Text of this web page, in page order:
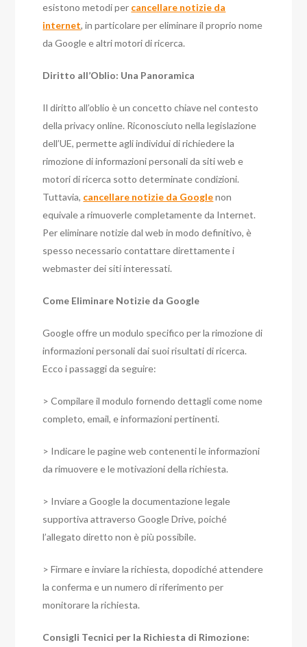
esistono metodi per cancellare notizie da
internet, in particolare per eliminare il proprio nome
da Google e altri motori di ricerca.
Diritto all’Oblio: Una Panoramica
Il diritto all’oblio è un concetto chiave nel contesto
della privacy online. Riconosciuto nella legislazione
dell’UE, permette agli individui di richiedere la
rimozione di informazioni personali da siti web e
motori di ricerca sotto determinate condizioni.
Tuttavia, cancellare notizie da Googlenon
equivale a rimuoverle completamente da Internet.
Per eliminare notizie dal web in modo definitivo, è
spesso necessario contattare direttamente i
webmaster dei siti interessati.
Come Eliminare Notizie da Google
Google offre un modulo specifico per la rimozione di
informazioni personali dai suoi risultati di ricerca.
Ecco i passaggi da seguire:
> Compilare il modulo fornendo dettagli come nome
completo, email, e informazioni pertinenti.
> Indicare le pagine web contenenti le informazioni
da rimuovere e le motivazioni della richiesta.
> Inviare a Google la documentazione legale
supportiva attraverso Google Drive, poiché
l’allegato diretto non è più possibile.
> Firmare e inviare la richiesta, dopodiché attendere
la conferma e un numero di riferimento per
monitorare la richiesta.
Consigli Tecnici per la Richiesta di Rimozione: